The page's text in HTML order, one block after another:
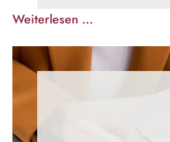
Weiterlesen …
Design-
Kunden